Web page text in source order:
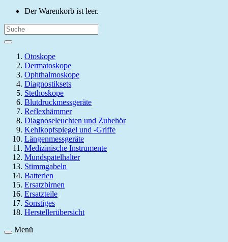
Der Warenkorb ist leer.
Otoskope
Dermatoskope
Ophthalmoskope
Diagnostiksets
Stethoskope
Blutdruckmessgeräte
Reflexhämmer
Diagnoseleuchten und Zubehör
Kehlkopfspiegel und -Griffe
Längenmessgeräte
Medizinische Instrumente
Mundspatelhalter
Stimmgabeln
Batterien
Ersatzbirnen
Ersatzteile
Sonstiges
Herstellerübersicht
Menü